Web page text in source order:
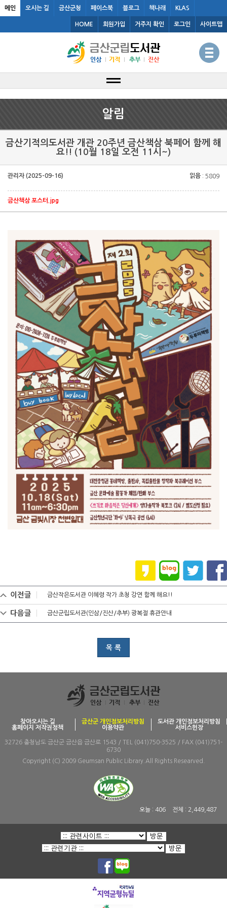
메인 오시는 길 금산군청 페이스북 블로그 책나래 KLAS
HOME 회원가입 거주지 확인 로그인 사이트맵
알림
금산기적의도서관 개관 20주년 금산책삼 북페어 함께 해
요!! (10월 18일 오전 11시~)
관리자 (2025-09-16) 읽음 : 5809
금산책삼 포스터.jpg
이전글 금산작은도서관 이혜령 작가 초청 강연 함께 해요!!
다음글 금산군립도서관(인삼/진산/추부) 광복절 휴관안내
목 록
찾아오시는 길 금산군 개인정보처리방침
도서관 개인정보처리방침
홈페이지 저작권정책
이용약관 서비스헌장
32726 충청남도 금산군 금산읍 금산로 1543 / TEL (041)750-3525 / FAX (041)751-
6730
Copyright (C) 2009 Geumsan Public Library.All Rights Researved.
오늘 : 406 전체 : 2,449,487